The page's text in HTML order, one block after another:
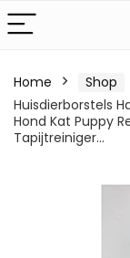
Home Shop
Huisdierborstels
Hond Kat Puppy
Tapijtreiniger…